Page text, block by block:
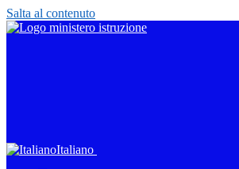
Salta al contenuto
Italiano